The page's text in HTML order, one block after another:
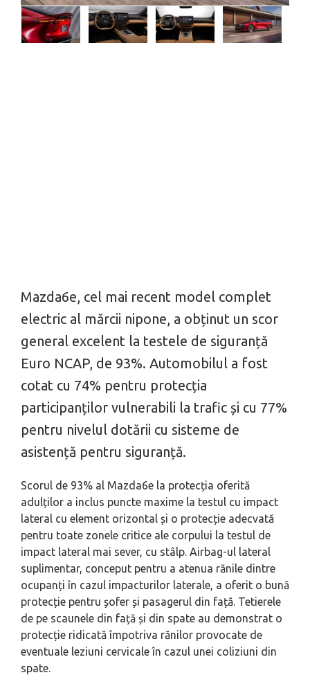
Mazda6e, cel mai recent model complet
electric al mărcii nipone, a obținut un scor
general excelent la testele de siguranță
Euro NCAP, de 93%. Automobilul a fost
cotat cu 74% pentru protecția
participanților vulnerabili la trafic și cu 77%
pentru nivelul dotării cu sisteme de
asistență pentru siguranță.
Scorul de 93% al Mazda6e la protecția oferită
adulților a inclus puncte maxime la testul cu impact
lateral cu element orizontal și o protecție adecvată
pentru toate zonele critice ale corpului la testul de
impact lateral mai sever, cu stâlp. Airbag-ul lateral
suplimentar, conceput pentru a atenua rănile dintre
ocupanți în cazul impacturilor laterale, a oferit o bună
protecție pentru șofer și pasagerul din față. Tetierele
de pe scaunele din față și din spate au demonstrat o
protecție ridicată împotriva rănilor provocate de
eventuale leziuni cervicale în cazul unei coliziuni din
spate.